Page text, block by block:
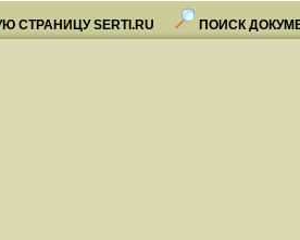
СТРАНИЦУ SERTI.RU ПОИСК